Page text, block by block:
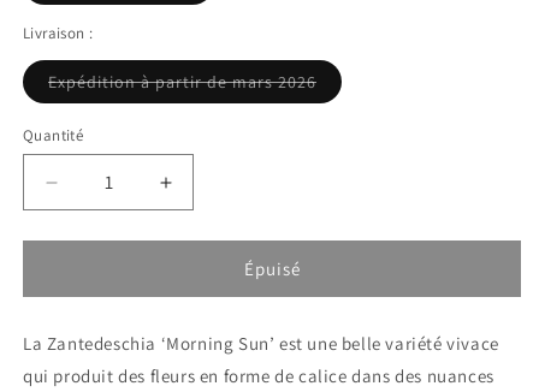
Livraison :
Expédition à partir de mars 2026Variante
épuisée
Quantité
Réduire
la
quantité
Calla
Zantedeschia
Morning
Augmenter
la
quantité
Calla
Zantedeschia
Morning
Épuisé
La Zantedeschia ‘Morning Sun’ est une belle variété vivace
qui produit des fleurs en forme de calice dans des nuances